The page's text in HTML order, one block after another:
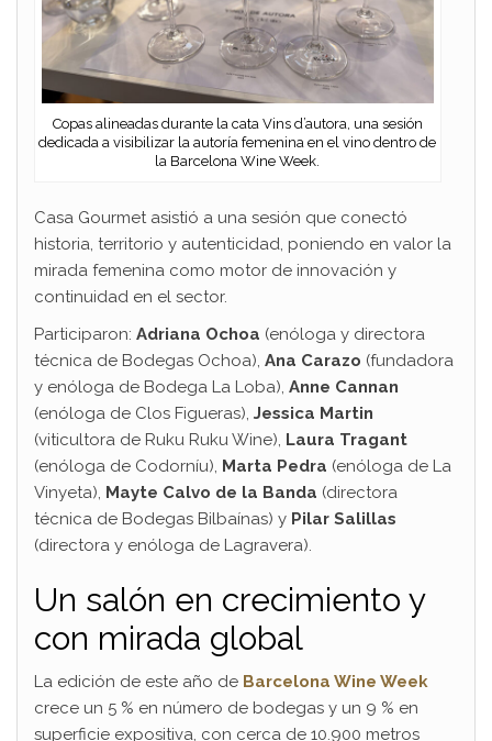
Copas alineadas durante la cata Vins d’autora, una sesión
dedicada a visibilizar la autoría femenina en el vino dentro de
la Barcelona Wine Week.
Casa Gourmet asistió a una sesión que conectó
historia, territorio y autenticidad, poniendo en valor la
mirada femenina como motor de innovación y
continuidad en el sector.
Participaron: Adriana Ochoa (enóloga y directora
técnica de Bodegas Ochoa), Ana Carazo (fundadora
y enóloga de Bodega La Loba), Anne Cannan
(enóloga de Clos Figueras), Jessica Martin
(viticultora de Ruku Ruku Wine), Laura Tragant
(enóloga de Codorníu), Marta Pedra (enóloga de La
Vinyeta), Mayte Calvo de la Banda (directora
técnica de Bodegas Bilbaínas) y Pilar Salillas
(directora y enóloga de Lagravera).
Un salón en crecimiento y
con mirada global
La edición de este año de Barcelona Wine Week
crece un 5 % en número de bodegas y un 9 % en
superficie expositiva, con cerca de 10.900 metros